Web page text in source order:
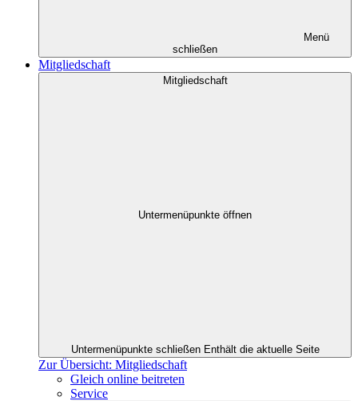
Menü
schließen
Mitgliedschaft
Mitgliedschaft
Untermenüpunkte öffnen
Untermenüpunkte schließen Enthält die aktuelle Seite
Zur Übersicht: Mitgliedschaft
Gleich online beitreten
Service